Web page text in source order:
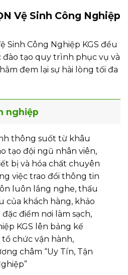
Vệ Sinh Công Nghiệp
Sinh Công Nghiệp KGS đều
đào tạo quy trình phục vụ và
đem lại sự hài lòng tối đa
nghiệp
thông suốt từ khâu
tạo đội ngũ nhân viên,
bị và hóa chất chuyên
việc trao đổi thông tin
luôn lắng nghe, thấu
của khách hàng, khảo
điểm nơi làm sạch,
KGS lên bảng kế
tổ chức vận hành,
châm “Uy Tín, Tận